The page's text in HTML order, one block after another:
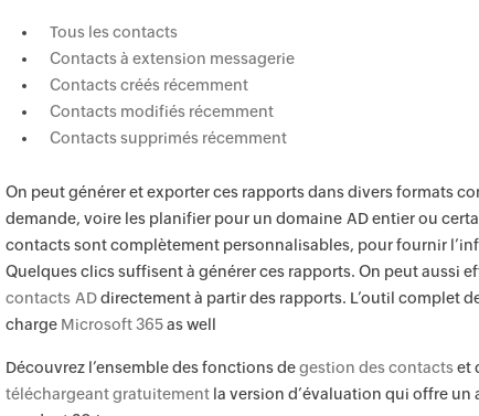
Tous les contacts
Contacts à extension messagerie
Contacts créés récemment
Contacts modifiés récemment
Contacts supprimés récemment
On peut générer et exporter ces rapports dans divers formats
demande, voire les planifier pour un domaine AD entier ou
contacts sont complètement personnalisables, pour fournir
Quelques clics suffisent à générer ces rapports. On peut aussi
contacts ADdirectement à partir des rapports. L’outil complet
charge Microsoft 365as well
Découvrez l’ensemble des fonctions degestion des contactset
téléchargeant gratuitement la version d’évaluation qui offre